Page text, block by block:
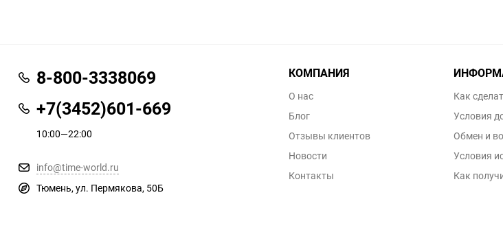
8-800-3338069
+7(3452)601-669
10:00—22:00
info@time-world.ru
Тюмень, ул. Пермякова, 50Б
КОМПАНИЯ
О нас
Блог
Отзывы клиентов
Новости
Контакты
Как
Условия
Обмен и
Условия
Как